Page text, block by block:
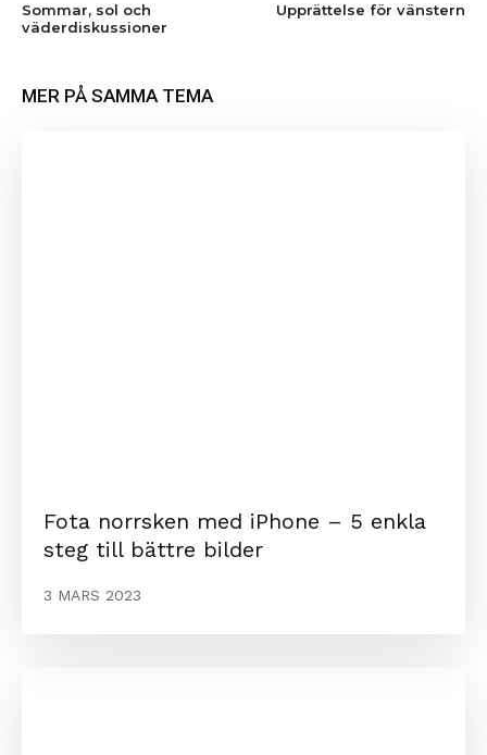
Sommar, sol och
väderdiskussioner
Upprättelse för vänstern
MER PÅ SAMMA TEMA
Fota norrsken med iPhone – 5 enkla
steg till bättre bilder
3 MARS 2023